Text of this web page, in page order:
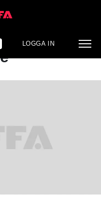
LOGGA IN
One True